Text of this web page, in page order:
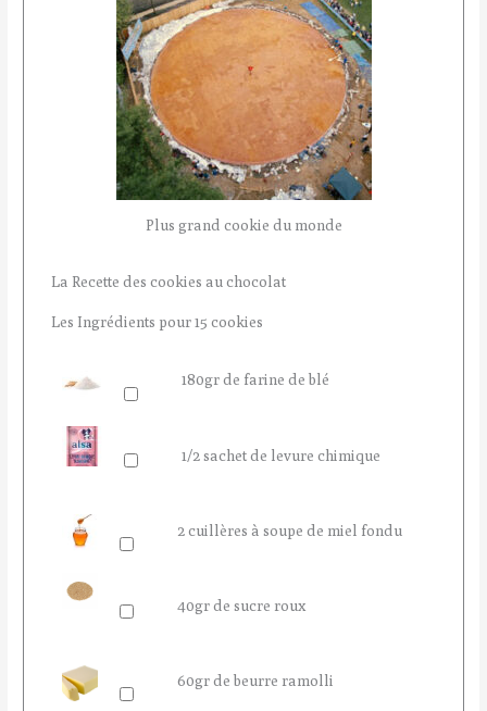
Plus grand cookie du monde
La Recette des cookies au chocolat
Les Ingrédients pour 15 cookies
180gr de farine de blé
1/2 sachet de levure chimique
2 cuillères à soupe de miel fondu
40gr de sucre roux
60gr de beurre ramolli